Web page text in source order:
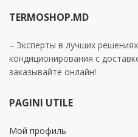
TERMOSHOP.MD
– Эксперты в лучших
кондиционирования с
заказывайте онлайн!
PAGINI UTILE
Мой профиль